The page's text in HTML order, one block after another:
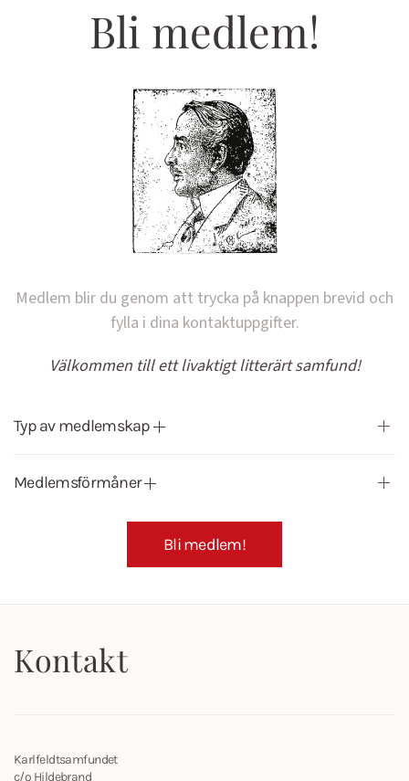
Bli medlem!
Medlem blir du genom att trycka på knappen brevid och
fylla i dina kontaktuppgifter.
Välkommen till ett livaktigt litterärt samfund!
Typ av medlemskap
Medlemsförmåner
Bli medlem!
Kontakt
Karlfeldtsamfundet
c/o Hildebrand